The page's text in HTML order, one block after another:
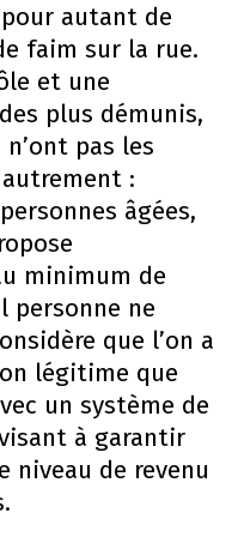
pour autant de
faim sur la rue.
et une
plus démunis,
pas les
autrement :
âgées,
minimum de
personne ne
que l’on a
légitime que
un système de
à garantir
niveau de revenu